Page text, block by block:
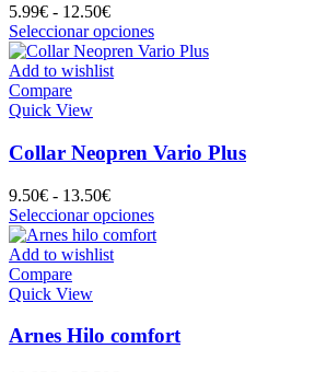
5.99€ - 12.50€Rango
de
precios:
desde
Seleccionar opcionesEste
producto
opciones
se
en
la
Add to wishlist
Compare
Quick View
Collar Neopren Vario Plus
9.50€ - 13.50€Rango
de
precios:
desde
Seleccionar opcionesEste
producto
opciones
Add to wishlist
Compare
Quick View
Arnes Hilo comfort